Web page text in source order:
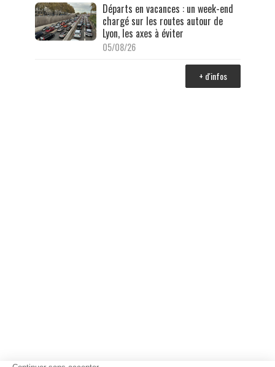
Départs en vacances : un week-end
chargé sur les routes autour de
Lyon, les axes à éviter
05/08/26
+ d'infos